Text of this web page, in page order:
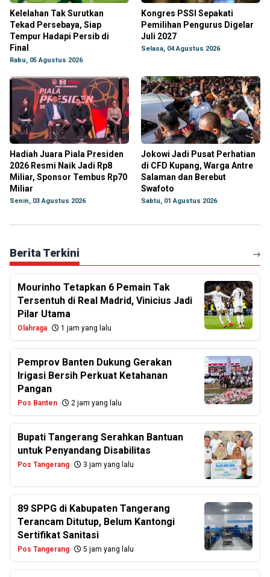
Kelelahan Tak Surutkan
Tekad Persebaya, Siap
Tempur Hadapi Persib di
Final
Rabu, 05 Agustus 2026
Kongres PSSI Sepakati
Pemilihan Pengurus Digelar
Juli 2027
Selasa, 04 Agustus 2026
Hadiah Juara Piala Presiden
2026 Resmi Naik Jadi Rp8
Miliar, Sponsor Tembus Rp70
Miliar
Senin, 03 Agustus 2026
Jokowi Jadi Pusat Perhatian
di CFD Kupang, Warga Antre
Salaman dan Berebut
Swafoto
Sabtu, 01 Agustus 2026
Berita Terkini
Mourinho Tetapkan 6 Pemain Tak
Tersentuh di Real Madrid, Vinicius Jadi
Pilar Utama
Olahraga 1 jam yang lalu
Pemprov Banten Dukung Gerakan
Irigasi Bersih Perkuat Ketahanan
Pangan
Pos Banten 2 jam yang lalu
Bupati Tangerang Serahkan Bantuan
untuk Penyandang Disabilitas
Pos Tangerang 3 jam yang lalu
89 SPPG di Kabupaten Tangerang
Terancam Ditutup, Belum Kantongi
Sertifikat Sanitasi
Pos Tangerang 5 jam yang lalu